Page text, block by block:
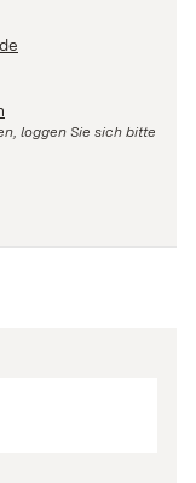
loggen Sie sich bitte